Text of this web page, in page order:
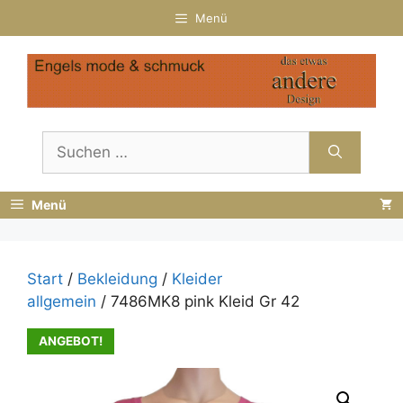
Inhalt
springen
Menü
nach:
Menü
Start / Bekleidung / Kleider
allgemein / 7486MK8 pink Kleid Gr 42
ANGEBOT!